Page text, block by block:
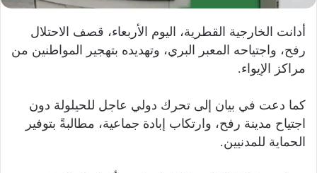
أدانت الخارجية القطرية، اليوم الأربعاء، قصف الاحتلال
رفح، واجتياحه المعبر البري، وتهديده بتهجير المواطنين من
مراكز الإيواء.
كما دعت في بيان إلى تحرك دولي عاجل للحيلولة دون
اجتياح مدينة رفح، وارتكاب إبادة جماعية، مطالبةً بتوفير
الحماية للمدنيين.